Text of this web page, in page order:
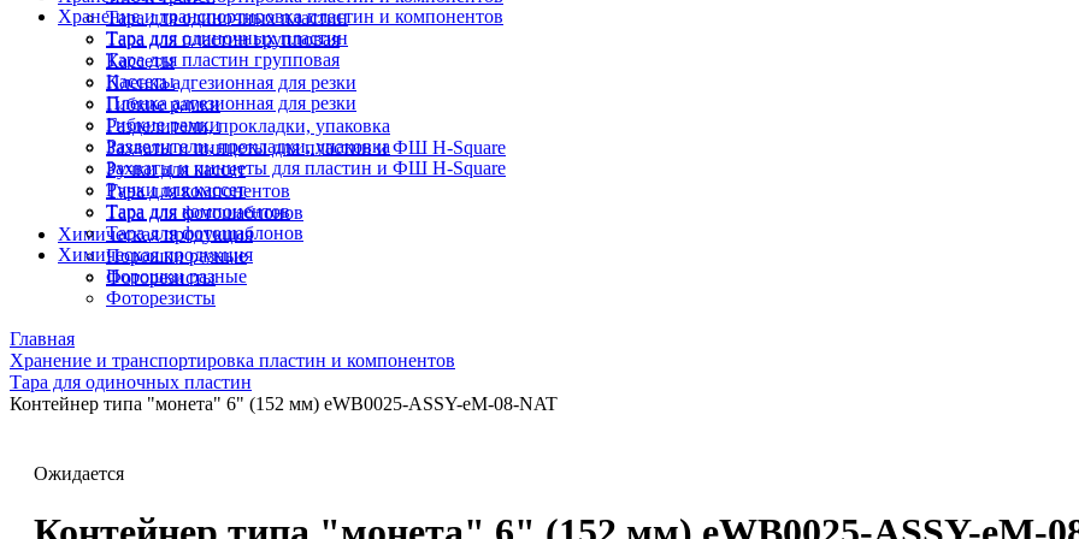
Тара для одиночных пластин
Тара для пластин групповая
Кассеты
Пленка адгезионная для резки
Гибкие рамки
Разделители, прокладки, упаковка
Захваты и пинцеты для пластин и ФШ H-Square
Ручки для кассет
Тара для компонентов
Тара для фотошаблонов
Химическая продукция
Порошки разные
Фоторезисты
Хранение и транспортировка пластин и компонентов
Тара для одиночных пластин
Тара для пластин групповая
Кассеты
Пленка адгезионная для резки
Гибкие рамки
Разделители, прокладки, упаковка
Захваты и пинцеты для пластин и ФШ H-Square
Ручки для кассет
Тара для компонентов
Тара для фотошаблонов
Химическая продукция
Порошки разные
Фоторезисты
Главная
Хранение и транспортировка пластин и компонентов
Тара для одиночных пластин
Контейнер типа "монета" 6" (152 мм) eWB0025-ASSY-eM-08-NAT
Ожидается